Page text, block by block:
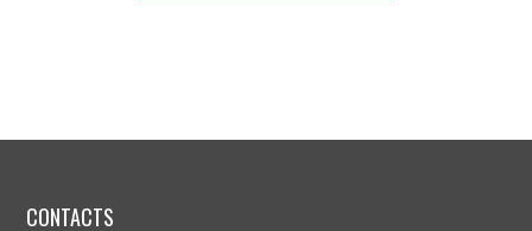
CONTACTS